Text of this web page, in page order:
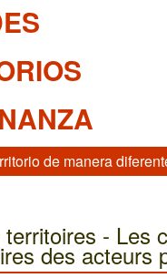
de manera
- Les
des acteurs